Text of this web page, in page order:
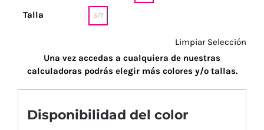
Talla S/T
Limpiar Selección
Una vez accedas a cualquiera de nuestras
calculadoras podrás elegir más colores y/o tallas.
Disponibilidad del color